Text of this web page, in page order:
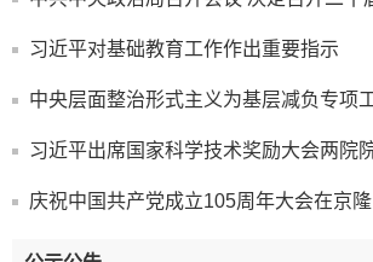
习近平对基础教育工作作出重要指示